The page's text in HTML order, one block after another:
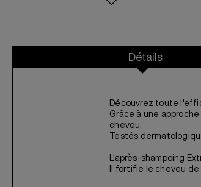
Détails
Découvrez toute
Grâce à une
cheveu.
Testés
L'après-shampoing
Il fortifie le cheveu